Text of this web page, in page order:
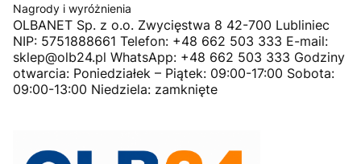
Nagrody i wyróżnienia
OLBANET Sp. z o.o. Zwycięstwa 8 42-700 Lubliniec
NIP: 5751888661 Telefon: +48 662 503 333 E-mail:
sklep@olb24.pl WhatsApp: +48 662 503 333 Godziny
otwarcia: Poniedziałek – Piątek: 09:00-17:00 Sobota:
09:00-13:00 Niedziela: zamknięte